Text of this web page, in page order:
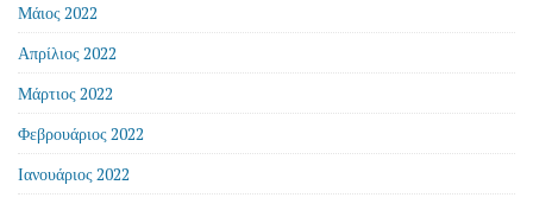
Μάιος 2022
Απρίλιος 2022
Μάρτιος 2022
Φεβρουάριος 2022
Ιανουάριος 2022